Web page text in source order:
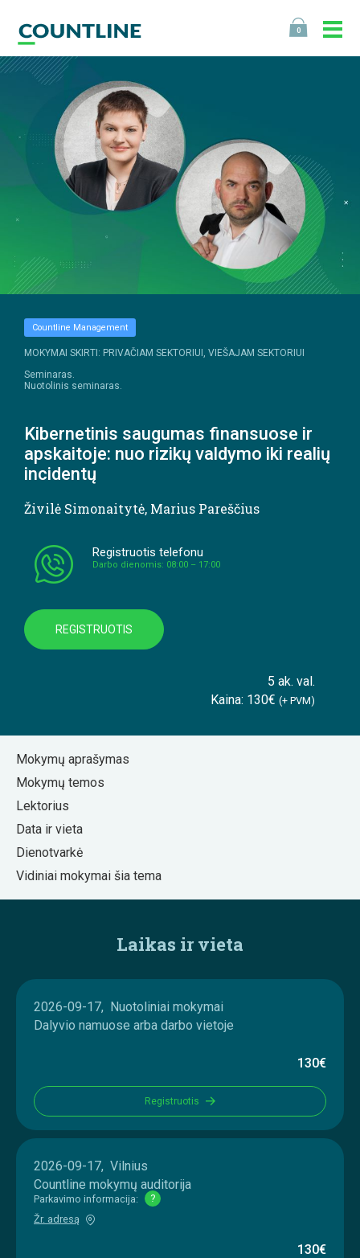
0
Countline Management
MOKYMAI SKIRTI: PRIVAČIAM SEKTORIUI, VIEŠAJAM SEKTORIUI
Seminaras.
Nuotolinis seminaras.
Kibernetinis saugumas finansuose ir
apskaitoje: nuo rizikų valdymo iki realių
incidentų
Živilė Simonaitytė, Marius Pareščius
Registruotis telefonu
Darbo dienomis: 08:00 – 17:00
REGISTRUOTIS
5 ak. val.
Kaina: 130€ (+ PVM)
Mokymų aprašymas
Mokymų temos
Lektorius
Data ir vieta
Dienotvarkė
Vidiniai mokymai šia tema
Laikas ir vieta
2026-09-17, Nuotoliniai mokymai
Dalyvio namuose arba darbo vietoje
130€
Registruotis
2026-09-17, Vilnius
Countline mokymų auditorija
Parkavimo informacija:
?
Žr. adresą
130€